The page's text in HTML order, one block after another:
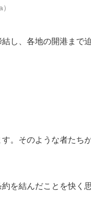
し、各地の開港まで迫
。そのような者たち
を結んだことを快く